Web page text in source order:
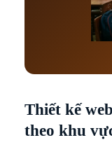
Thiết kế
theo khu